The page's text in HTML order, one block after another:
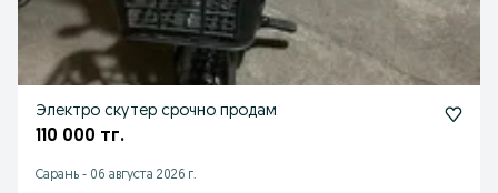
Электро скутер срочно продам
110 000 тг.
Сарань - 06 августа 2026 г.